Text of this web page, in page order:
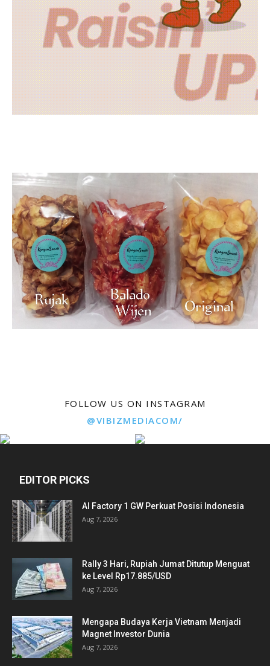
FOLLOW US ON INSTAGRAM
@VIBIZMEDIACOM/
EDITOR PICKS
AI Factory 1 GW Perkuat Posisi Indonesia
Aug 7, 2026
Rally 3 Hari, Rupiah Jumat Ditutup Menguat
ke Level Rp17.885/USD
Aug 7, 2026
Mengapa Budaya Kerja Vietnam Menjadi
Magnet Investor Dunia
Aug 7, 2026